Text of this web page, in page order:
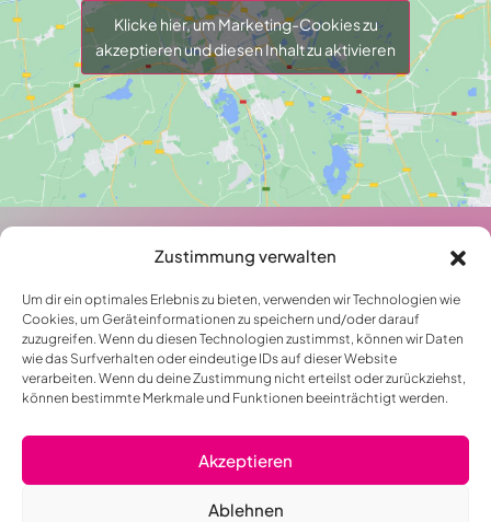
Zustimmung verwalten
Um dir ein optimales Erlebnis zu bieten, verwenden wir Technologien wie
Cookies, um Geräteinformationen zu speichern und/oder darauf
zuzugreifen. Wenn du diesen Technologien zustimmst, können wir Daten
wie das Surfverhalten oder eindeutige IDs auf dieser Website
verarbeiten. Wenn du deine Zustimmung nicht erteilst oder zurückziehst,
können bestimmte Merkmale und Funktionen beeinträchtigt werden.
Akzeptieren
Ablehnen
Klicke hier, um Marketing-Cookies zu
akzeptieren und diesen Inhalt zu aktivieren